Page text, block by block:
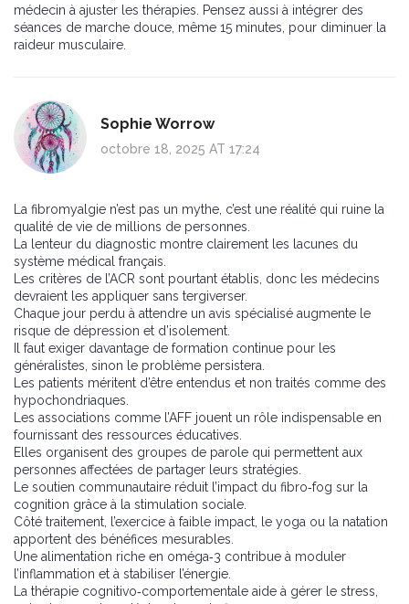
médecin à ajuster les thérapies. Pensez aussi à intégrer des
séances de marche douce, même 15 minutes, pour diminuer la
raideur musculaire.
Sophie Worrow
octobre 18, 2025 AT 17:24
La fibromyalgie n’est pas un mythe, c’est une réalité qui ruine la
qualité de vie de millions de personnes.
La lenteur du diagnostic montre clairement les lacunes du
système médical français.
Les critères de l’ACR sont pourtant établis, donc les médecins
devraient les appliquer sans tergiverser.
Chaque jour perdu à attendre un avis spécialisé augmente le
risque de dépression et d’isolement.
Il faut exiger davantage de formation continue pour les
généralistes, sinon le problème persistera.
Les patients méritent d’être entendus et non traités comme des
hypochondriaques.
Les associations comme l’AFF jouent un rôle indispensable en
fournissant des ressources éducatives.
Elles organisent des groupes de parole qui permettent aux
personnes affectées de partager leurs stratégies.
Le soutien communautaire réduit l’impact du fibro‑fog sur la
cognition grâce à la stimulation sociale.
Côté traitement, l’exercice à faible impact, le yoga ou la natation
apportent des bénéfices mesurables.
Une alimentation riche en oméga‑3 contribue à moduler
l’inflammation et à stabiliser l’énergie.
La thérapie cognitivo‑comportementale aide à gérer le stress,